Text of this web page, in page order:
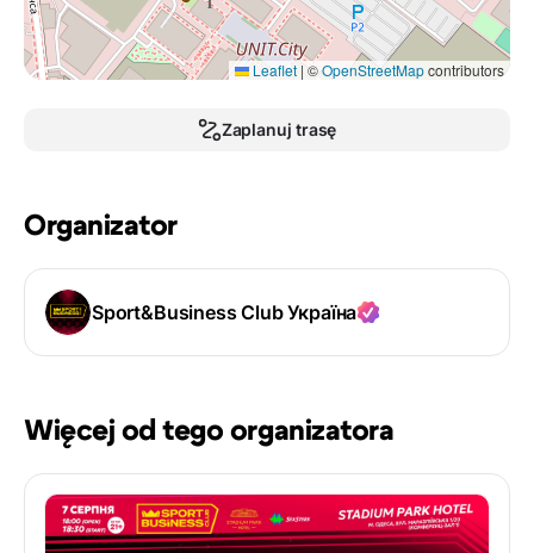
Leaflet | ©OpenStreetMapcontributors
Zaplanuj trasę
Organizator
Sport&Business Club Україна
Więcej od tego organizatora